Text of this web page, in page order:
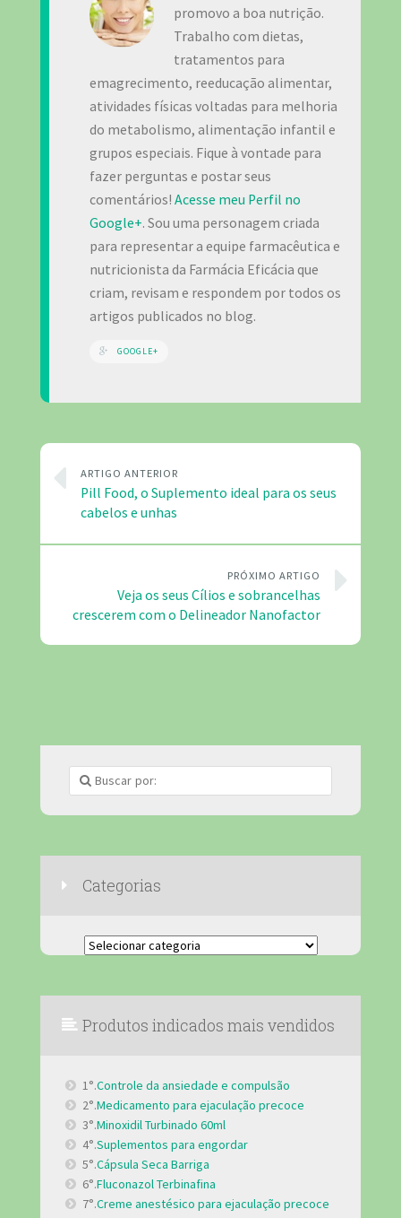
promovo a boa nutrição.
Trabalho com dietas,
tratamentos para
emagrecimento, reeducação alimentar,
atividades físicas voltadas para melhoria
do metabolismo, alimentação infantil e
grupos especiais. Fique à vontade para
fazer perguntas e postar seus
comentários! Acesse meu Perfil no
Google+. Sou uma personagem criada
para representar a equipe farmacêutica e
nutricionista da Farmácia Eficácia que
criam, revisam e respondem por todos os
artigos publicados no blog.
GOOGLE+
ARTIGO ANTERIOR
Pill Food, o Suplemento ideal para os seus
cabelos e unhas
PRÓXIMO ARTIGO
Veja os seus Cílios e sobrancelhas
crescerem com o Delineador Nanofactor
Categorias
Categorias
Produtos indicados mais vendidos
1°.Controle da ansiedade e compulsão
2°.Medicamento para ejaculação precoce
3°.Minoxidil Turbinado 60ml
4°.Suplementos para engordar
5°.Cápsula Seca Barriga
6°.Fluconazol Terbinafina
7°.Creme anestésico para ejaculação precoce